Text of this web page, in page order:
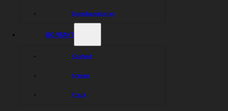
Speedwayskolan
KONTAKT
Kontakt
Arenan
Press